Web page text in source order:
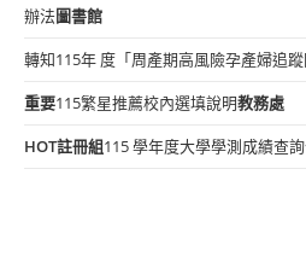
辦法圖書館
轉知115年 度「周產期高風險孕產婦追蹤
重要115繁星推薦校內選填說明教務處
HOT註冊組115 學年度大學學測成績查